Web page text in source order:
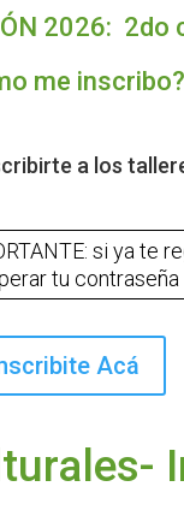
2026:
me inscribo?
a los
si ya te
tu
Acá